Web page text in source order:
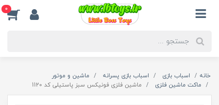
0
خانه اسباب بازی اسباب بازی پسرانه
ماشین و موتور
ماکت ماشین فلزی
ماشین فلزی فونیکس سبز پاستیلی کد 1120